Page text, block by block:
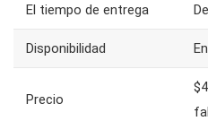
El tiempo de entrega
Disponibilidad
Precio